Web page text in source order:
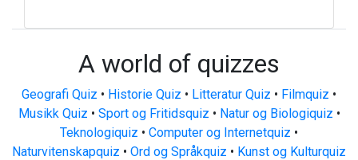
A world of quizzes
Geografi Quiz • Historie Quiz • Litteratur Quiz • Filmquiz •
Musikk Quiz • Sport og Fritidsquiz • Natur og Biologiquiz •
Teknologiquiz • Computer og Internetquiz •
Naturvitenskapquiz • Ord og Språkquiz • Kunst og Kulturquiz